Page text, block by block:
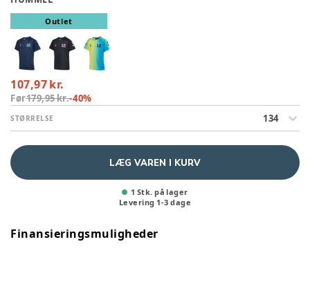
Outlet
107,97 kr.
Før179,95 kr.-40%
STØRRELSE 134
LÆG VAREN I KURV
1 Stk. på lager
Levering 1-3 dage
Finansieringsmuligheder